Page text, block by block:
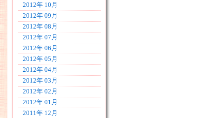
2012年 10月
2012年 09月
2012年 08月
2012年 07月
2012年 06月
2012年 05月
2012年 04月
2012年 03月
2012年 02月
2012年 01月
2011年 12月